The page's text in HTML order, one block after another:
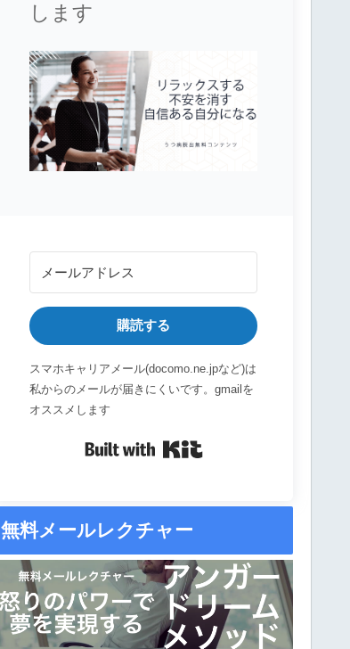
します
購読する
スマホキャリアメール(docomo.ne.jpなど)は
私からのメールが届きにくいです。gmailを
オススメします
Built with Kit
無料メールレクチャー